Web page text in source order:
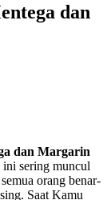
dan
dan Margarin
sering muncul
orang benar-
Saat Kamu